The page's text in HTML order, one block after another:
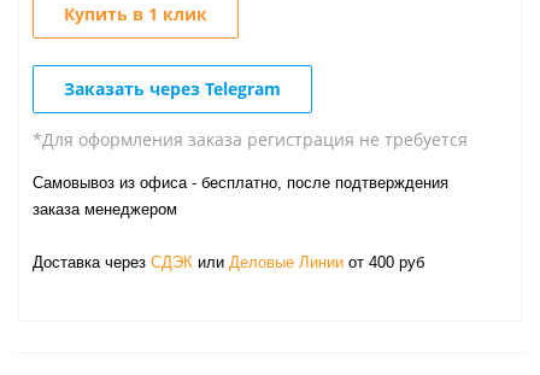
Купить в 1 клик
Заказать через Telegram
*Для оформления заказа регистрация не требуется
Самовывоз из офиса - бесплатно, после подтверждения
заказа менеджером
Доставка через СДЭК или Деловые Линии от 400 руб